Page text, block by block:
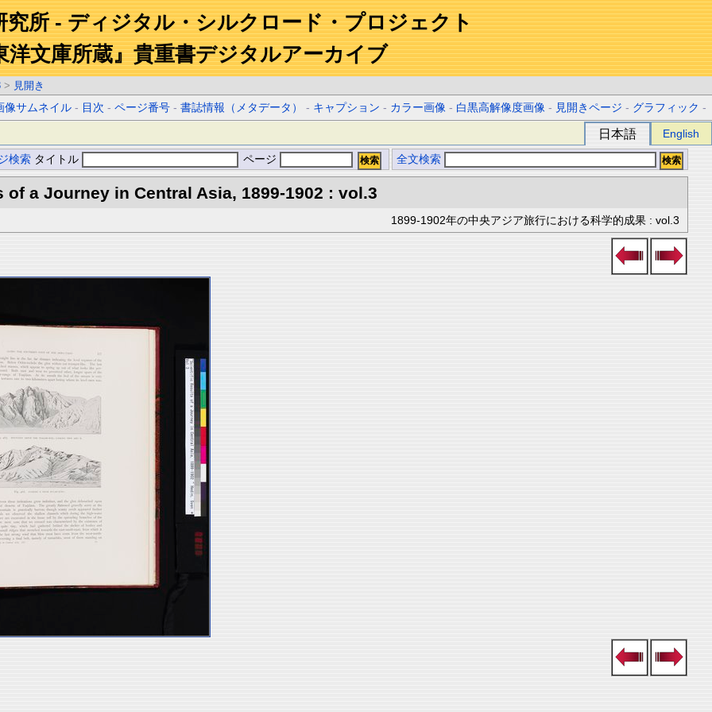
究所 - ディジタル・シルクロード・プロジェクト
洋文庫所蔵』貴重書デジタルアーカイブ
> 見開き
像サムネイル - 目次 -ページ番号 -書誌情報（メタデータ） - キャプション - カラー画像 - 白黒高解像度画像 - 見開きページ - グラフィック -
日本語 English
検索 タイトル ページ 全文検索
a Journey in Central Asia, 1899-1902 : vol.3
1899-1902年の中央アジア旅行における科学的成果 : vol.3